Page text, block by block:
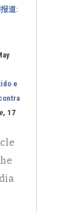
道:
e
, 17